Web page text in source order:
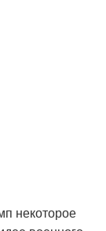
некоторое